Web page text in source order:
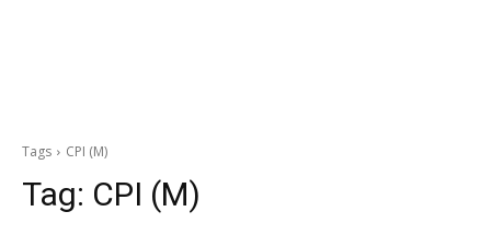
Tags CPI (M)
Tag: CPI (M)